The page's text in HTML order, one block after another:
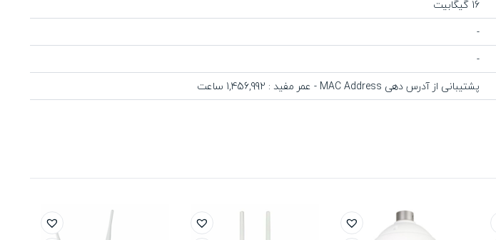
16 گیگابیت
-
-
پشتیبانی از آدرس دهی MAC Address - عمر مفید : 1,456,992 ساعت